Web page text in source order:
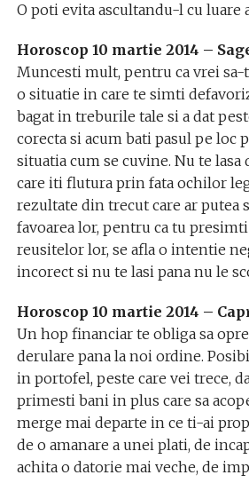
O poti evita ascultandu-l cu luare
Horoscop 10 martie 2014 –
Muncesti mult, pentru ca vrei
o situatie in care te simti
bagat in treburile tale si a dat
corecta si acum bati pasul pe loc
situatia cum se cuvine. Nu te
care iti flutura prin fata ochilor
rezultate din trecut care ar putea
favoarea lor, pentru ca tu
reusitelor lor, se afla o intentie
incorect si nu te lasi pana nu le
Horoscop 10 martie 2014 –
Un hop financiar te obliga sa
derulare pana la noi ordine.
in portofel, peste care vei trece,
primesti bani in plus care sa
merge mai departe in ce ti-ai
de o amanare a unei plati, de
achita o datorie mai veche, de